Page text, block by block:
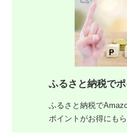
ふるさと納税で
ふるさと納税で
ポイントがお得にも